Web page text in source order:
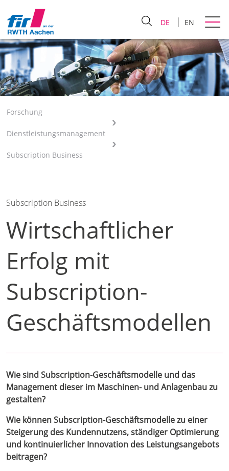
DE EN
Forschung
Dienstleistungsmanagement
Subscription Business
Subscription Business
Wirtschaftlicher
Erfolg mit
Subscription-
Geschäftsmodellen
Wie sind Subscription-Geschäftsmodelle und das
Management dieser im Maschinen- und Anlagenbau zu
gestalten?
Wie können Subscription-Geschäftsmodelle zu einer
Steigerung des Kundennutzens, ständiger Optimierung
und kontinuierlicher Innovation des Leistungsangebots
beitragen?